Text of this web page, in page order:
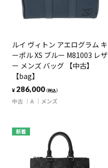
ルイ ヴィトン アエログラム キ
ーポル XS ブルー M81003 レザ
ー メンズ バッグ 【中古】
【bag】
¥ 286,000（税込）
中古 A メンズ
新着